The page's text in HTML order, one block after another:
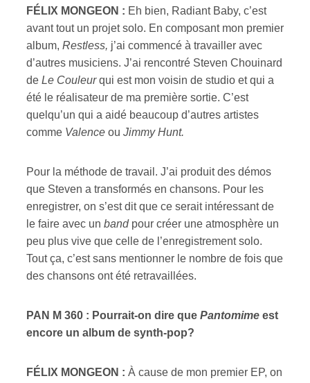
FÉLIX MONGEON : Eh bien, Radiant Baby, c’est
avant tout un projet solo. En composant mon premier
album, Restless, j’ai commencé à travailler avec
d’autres musiciens. J’ai rencontré Steven Chouinard
de Le Couleurqui est mon voisin de studio et qui a
été le réalisateur de ma première sortie. C’est
quelqu’un qui a aidé beaucoup d’autres artistes
comme Valence ou Jimmy Hunt.
Pour la méthode de travail. J’ai produit des démos
que Steven a transformés en chansons. Pour les
enregistrer, on s’est dit que ce serait intéressant de
le faire avec un band pour créer une atmosphère un
peu plus vive que celle de l’enregistrement solo.
Tout ça, c’est sans mentionner le nombre de fois que
des chansons ont été retravaillées.
PAN M 360 : Pourrait-on dire que Pantomime est
encore un album de synth-pop?
FÉLIX MONGEON : À cause de mon premier EP, on